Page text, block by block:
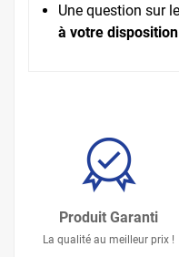
Une question sur
à votre disposition
Produit Garanti
La qualité au meilleur prix !